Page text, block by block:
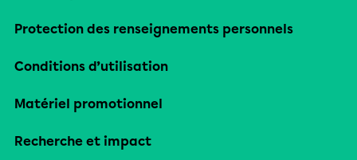
Protection des renseignements personnels
Conditions d’utilisation
Matériel promotionnel
Recherche et impact